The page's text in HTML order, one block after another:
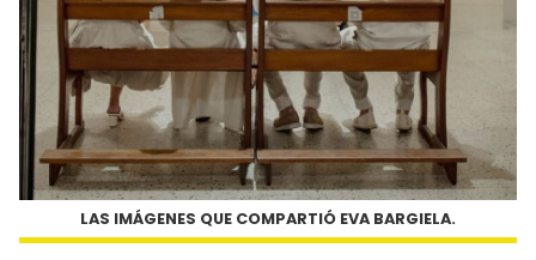
LAS IMÁGENES QUE COMPARTIÓ EVA BARGIELA.